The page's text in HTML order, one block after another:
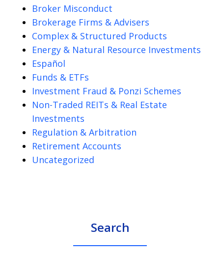
Broker Misconduct
Brokerage Firms & Advisers
Complex & Structured Products
Energy & Natural Resource Investments
Español
Funds & ETFs
Investment Fraud & Ponzi Schemes
Non-Traded REITs & Real Estate
Investments
Regulation & Arbitration
Retirement Accounts
Uncategorized
Search